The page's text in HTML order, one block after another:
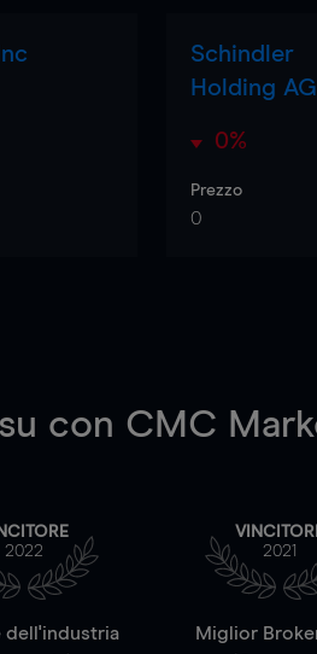
Schindler
Holding AG
0%
Prezzo
0
con CMC
2022
dell'industria
2021
Miglior